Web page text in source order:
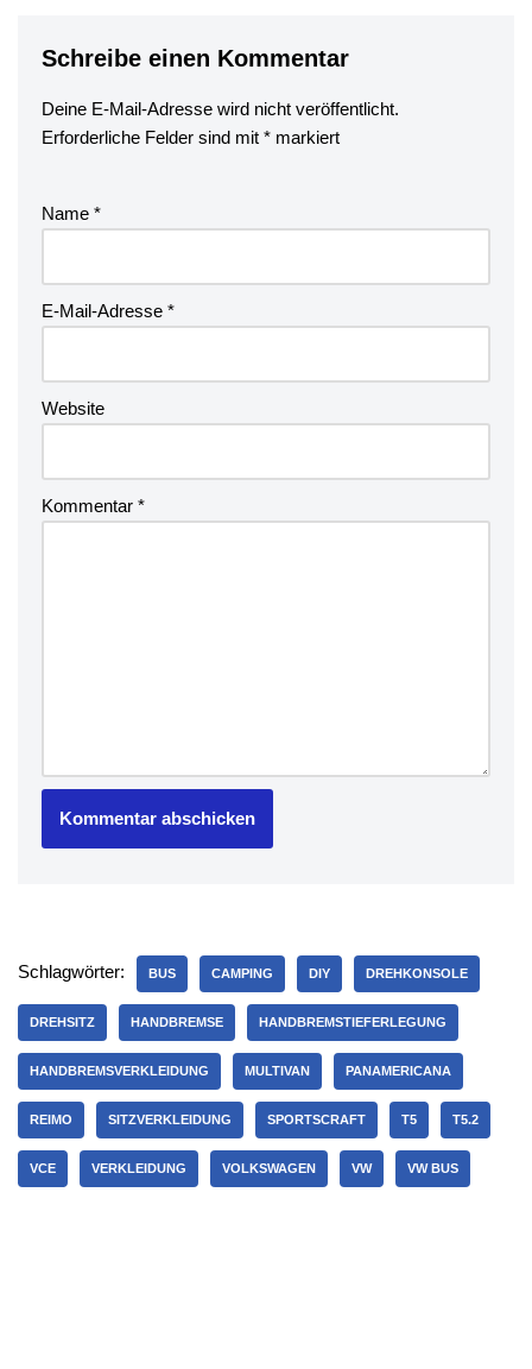
Schreibe einen Kommentar
Deine E-Mail-Adresse wird nicht veröffentlicht.
Erforderliche Felder sind mit * markiert
Name *
E-Mail-Adresse *
Website
Kommentar *
Schlagwörter: BUS CAMPING DIY DREHKONSOLE
DREHSITZ HANDBREMSE HANDBREMSTIEFERLEGUNG
HANDBREMSVERKLEIDUNG MULTIVAN PANAMERICANA
REIMO SITZVERKLEIDUNG SPORTSCRAFT T5 T5.2
VCE VERKLEIDUNG VOLKSWAGEN VW VW BUS